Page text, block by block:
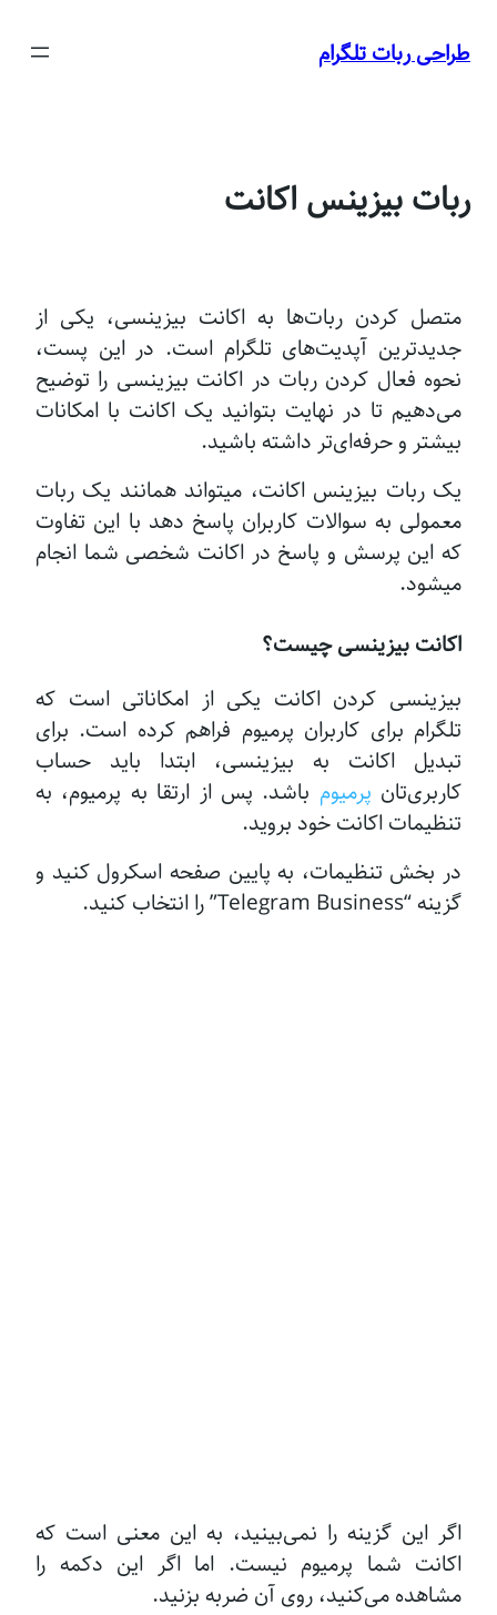
محتوا
طراحی ربات تلگرام
ربات بیزینس اکانت
متصل کردن ربات‌ها به اکانت بیزینسی، یکی از
جدیدترین آپدیت‌های تلگرام است. در این پست،
نحوه فعال کردن ربات در اکانت بیزینسی را توضیح
می‌دهیم تا در نهایت بتوانید یک اکانت با امکانات
بیشتر و حرفه‌ای‌تر داشته باشید.
یک ربات بیزینس اکانت، میتواند همانند یک ربات
معمولی به سوالات کاربران پاسخ دهد با این تفاوت
که این پرسش و پاسخ در اکانت شخصی شما انجام
میشود.
اکانت بیزینسی چیست؟
بیزینسی کردن اکانت یکی از امکاناتی است که
تلگرام برای کاربران پرمیوم فراهم کرده است. برای
تبدیل اکانت به بیزینسی، ابتدا باید حساب
کاربری‌تان پرمیوم باشد. پس از ارتقا به پرمیوم، به
تنظیمات اکانت خود بروید.
در بخش تنظیمات، به پایین صفحه اسکرول کنید و
گزینه “Telegram Business” را انتخاب کنید.
اگر این گزینه را نمی‌بینید، به این معنی است که
اکانت شما پرمیوم نیست. اما اگر این دکمه را
مشاهده می‌کنید، روی آن ضربه بزنید.